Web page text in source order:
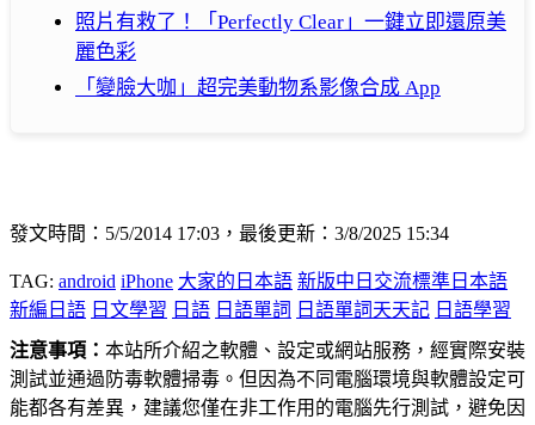
照片有救了！「Perfectly Clear」一鍵立即還原美
麗色彩
「變臉大咖」超完美動物系影像合成 App
發文時間：5/5/2014 17:03，最後更新：3/8/2025 15:34
TAG: android iPhone 大家的日本語 新版中日交流標準日本語
新編日語 日文學習 日語 日語單詞 日語單詞天天記 日語學習
注意事項： 本站所介紹之軟體、設定或網站服務，經實際安裝
測試並通過防毒軟體掃毒。但因為不同電腦環境與軟體設定可
能都各有差異，建議您僅在非工作用的電腦先行測試，避免因